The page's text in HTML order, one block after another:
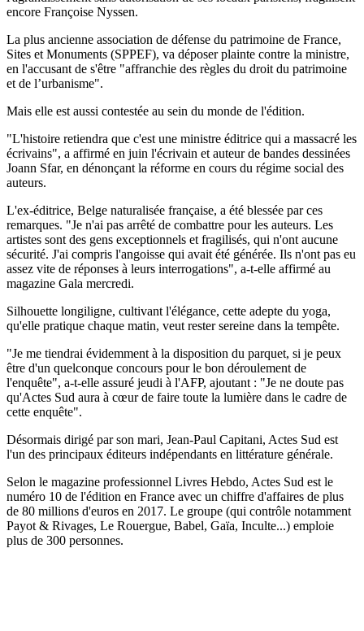
encore Françoise Nyssen.
La plus ancienne association de défense du patrimoine de France,
Sites et Monuments (SPPEF), va déposer plainte contre la ministre,
en l'accusant de s'être "affranchie des règles du droit du patrimoine
et de l’urbanisme".
Mais elle est aussi contestée au sein du monde de l'édition.
"L'histoire retiendra que c'est une ministre éditrice qui a massacré les
écrivains", a affirmé en juin l'écrivain et auteur de bandes dessinées
Joann Sfar, en dénonçant la réforme en cours du régime social des
auteurs.
L'ex-éditrice, Belge naturalisée française, a été blessée par ces
remarques. "Je n'ai pas arrêté de combattre pour les auteurs. Les
artistes sont des gens exceptionnels et fragilisés, qui n'ont aucune
sécurité. J'ai compris l'angoisse qui avait été générée. Ils n'ont pas eu
assez vite de réponses à leurs interrogations", a-t-elle affirmé au
magazine Gala mercredi.
Silhouette longiligne, cultivant l'élégance, cette adepte du yoga,
qu'elle pratique chaque matin, veut rester sereine dans la tempête.
"Je me tiendrai évidemment à la disposition du parquet, si je peux
être d'un quelconque concours pour le bon déroulement de
l'enquête", a-t-elle assuré jeudi à l'AFP, ajoutant : "Je ne doute pas
qu'Actes Sud aura à cœur de faire toute la lumière dans le cadre de
cette enquête".
Désormais dirigé par son mari, Jean-Paul Capitani, Actes Sud est
l'un des principaux éditeurs indépendants en littérature générale.
Selon le magazine professionnel Livres Hebdo, Actes Sud est le
numéro 10 de l'édition en France avec un chiffre d'affaires de plus
de 80 millions d'euros en 2017. Le groupe (qui contrôle notamment
Payot & Rivages, Le Rouergue, Babel, Gaïa, Inculte...) emploie
plus de 300 personnes.